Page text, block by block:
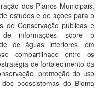
dos Planos Municipais,
estudos e de ações para o
de Conservação públicas e
informações sobre o
de águas interiores, em
compartilhado entre os
de fortalecimento da
promoção do uso
ecossistemas do Bioma